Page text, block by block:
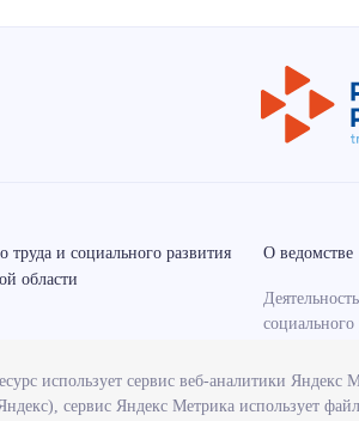
труда и социального развития
области
О ведомстве
Контрольно-
использует сервис веб-аналитики
сервис Яндекс Метрика использует